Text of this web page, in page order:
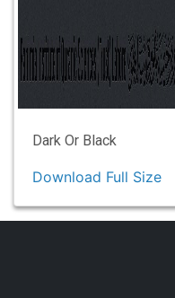
Dark Or Black
Download Full Size